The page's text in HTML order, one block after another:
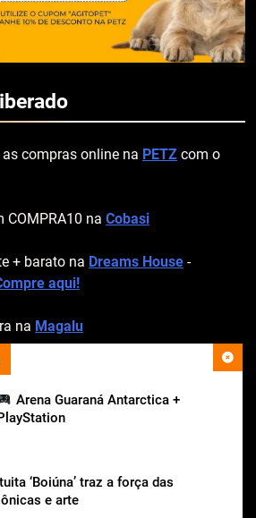
Arena Guaraná Antarctica +
‘Boiúna’ traz a força das
e arte
as compras online na PETZ com o
COMPRA10 na Cobasi
+ barato na Dreams House -
aqui!
na Magalu
institucional